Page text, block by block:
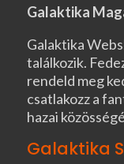
Galaktika
Galaktika
találkozik.
rendeld meg
csatlakozz a
hazai
Galaktika